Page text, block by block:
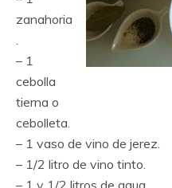
zanahoria
.
– 1
cebolla
tierna o
cebolleta.
– 1 vaso de vino de jerez.
– 1/2 litro de vino tinto.
– 1 y 1/2 litros de agua.